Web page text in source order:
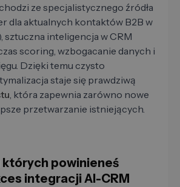
ze specjalistycznego źródła
dla aktualnych kontaktów B2B w
sztuczna inteligencja w CRM
scoring, wzbogacanie danych i
Dzięki temu czysto
staje się prawdziwą
, która zapewnia zarówno nowe
przetwarzanie istniejących.
których powinieneś
integracji AI-CRM